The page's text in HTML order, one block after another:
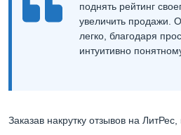
поднять рейтинг
увеличить продажи.
легко, благодаря
интуитивно
Заказав накрутку отзывов на